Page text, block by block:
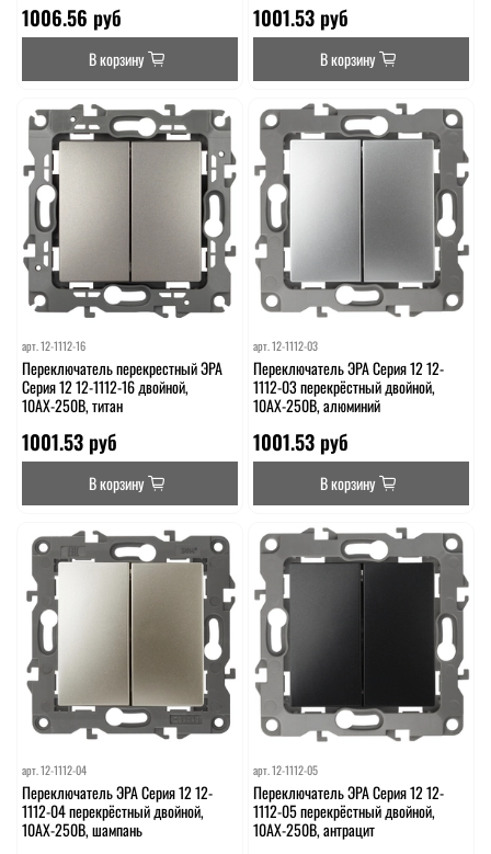
1006.56 руб
В корзину
1001.53 руб
В корзину
арт.12-1112-16
Переключатель перекрестный ЭРА
Серия 12 12-1112-16 двойной,
10АХ-250В, титан
1001.53 руб
В корзину
арт. 12-1112-03
Переключатель ЭРА Серия 12 12-
1112-03 перекрёстный двойной,
10АХ-250В, алюминий
1001.53 руб
В корзину
арт.12-1112-04
Переключатель ЭРА Серия 12 12-
1112-04 перекрёстный двойной,
10АХ-250В, шампань
арт.12-1112-05
Переключатель ЭРА Серия 12 12-
1112-05 перекрёстный двойной,
10АХ-250В, антрацит